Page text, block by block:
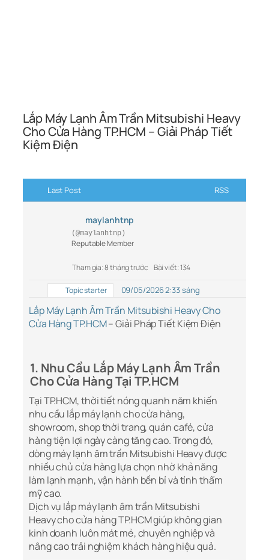
Lắp Máy Lạnh Âm Trần Mitsubishi Heavy
Cho Cửa Hàng TP.HCM – Giải Pháp Tiết
Kiệm Điện
Last Post RSS
maylanhtnp
(@maylanhtnp)
Reputable Member
Tham gia: 8 tháng trước Bài viết: 134
Topic starter 09/05/2026 2:33 sáng
Lắp Máy Lạnh Âm Trần Mitsubishi Heavy Cho
Cửa Hàng TP.HCM– Giải Pháp Tiết Kiệm Điện
1. Nhu Cầu Lắp Máy Lạnh Âm Trần
Cho Cửa Hàng Tại TP.HCM
Tại TP.HCM, thời tiết nóng quanh năm khiến
nhu cầu lắp máy lạnh cho cửa hàng,
showroom, shop thời trang, quán café, cửa
hàng tiện lợi ngày càng tăng cao. Trong đó,
dòng máy lạnh âm trần Mitsubishi Heavy được
nhiều chủ cửa hàng lựa chọn nhờ khả năng
làm lạnh mạnh, vận hành bền bỉ và tính thẩm
mỹ cao.
Dịch vụ lắp máy lạnh âm trần Mitsubishi
Heavy cho cửa hàng TP.HCM giúp không gian
kinh doanh luôn mát mẻ, chuyên nghiệp và
nâng cao trải nghiệm khách hàng hiệu quả.